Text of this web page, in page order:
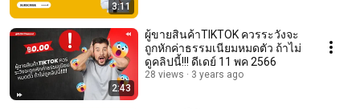
3:11
2:43
ผู้ขายสินค้าTIKTOK ควรระวังจะ
ถูกหักค่าธรรมเนียมหมดตัว ถ้าไม่
ดูคลิปนี้!!! ดีเดย์ 11 พค 2566
28 views 3 years ago